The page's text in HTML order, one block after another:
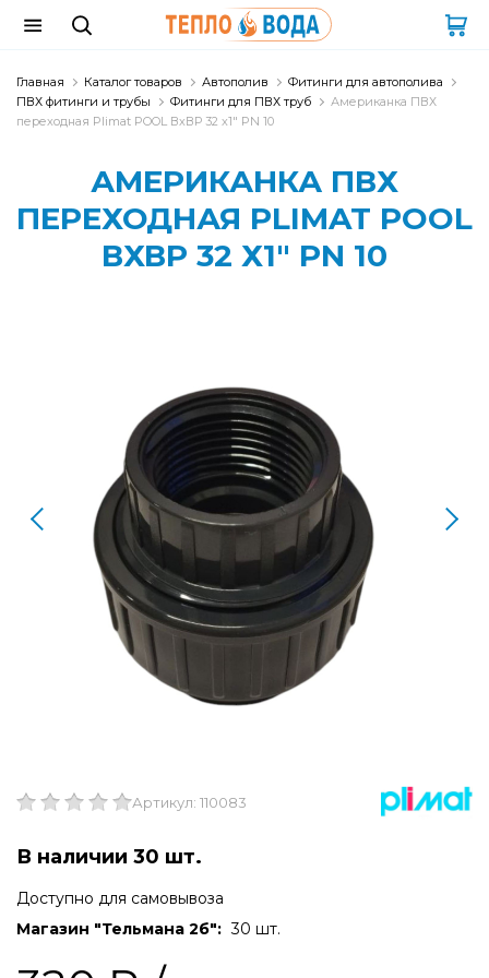
Главная Каталог товаров Автополив
Фитинги для автополива
ПВХ фитинги и трубы
Фитинги для ПВХ труб
Американка ПВХ
переходная Plimat POOL ВхВР 32 х1" PN 10
АМЕРИКАНКА ПВХ
ПЕРЕХОДНАЯ PLIMAT POOL
ВХВР 32 Х1" PN 10
Артикул: 110083
В наличии 30 шт.
Доступно для самовывоза
Магазин "Тельмана 2б": 30 шт.